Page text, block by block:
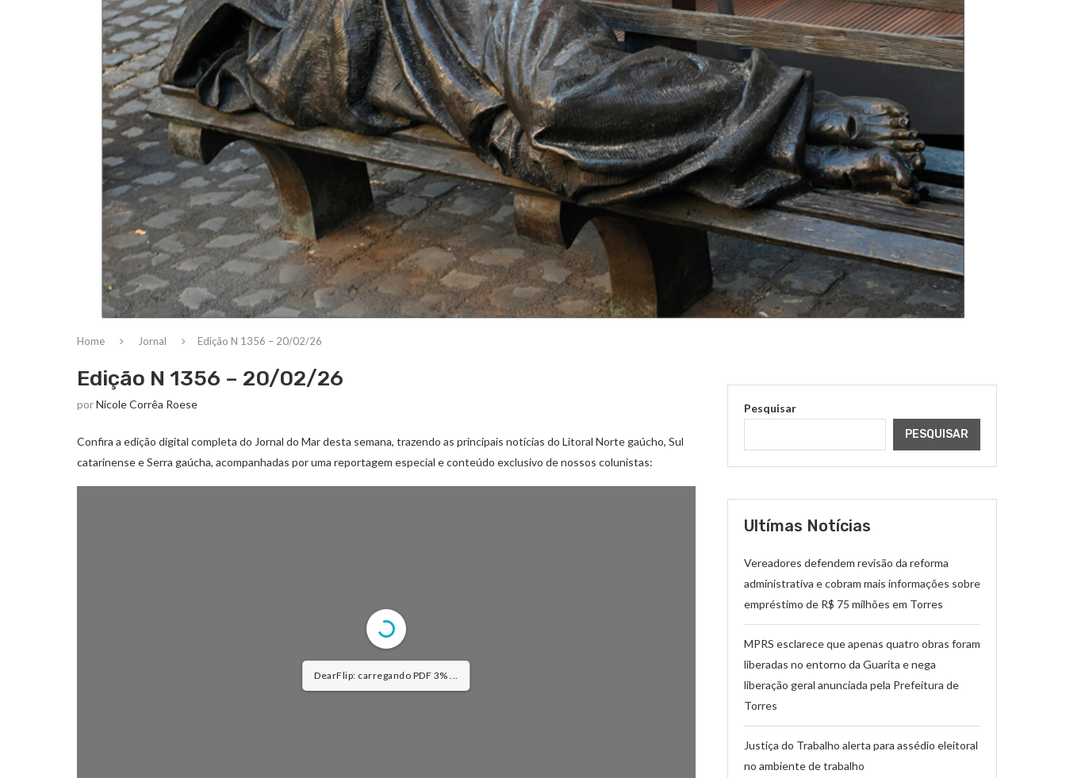
Home Jornal Edição N 1356 – 20/02/26
Edição N 1356 – 20/02/26
porNicole Corrêa Roese
Confira a edição digital completa do Jornal do Mar desta semana, trazendo as principais notícias do Litoral Norte gaúcho, Sul
catarinense e Serra gaúcha, acompanhadas por uma reportagem especial e conteúdo exclusivo de nossos colunistas:
DearFlip: carregando PDF 5% ...
Pesquisar
PESQUISAR
Ultímas Notícias
Vereadores defendem revisão da reforma
administrativa e cobram mais informações sobre
empréstimo de R$ 75 milhões em Torres
MPRS esclarece que apenas quatro obras foram
liberadas no entorno da Guarita e nega
liberação geral anunciada pela Prefeitura de
Torres
Justiça do Trabalho alerta para assédio eleitoral
no ambiente de trabalho